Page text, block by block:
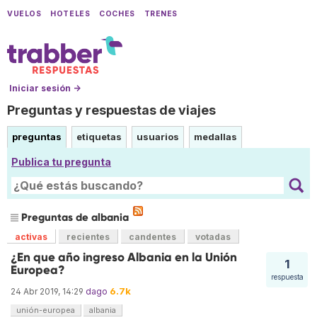
VUELOS HOTELES COCHES TRENES
Iniciar sesión →
Preguntas y respuestas de viajes
preguntas etiquetas usuarios medallas
Publica tu pregunta
Preguntas de albania
activas recientes candentes votadas
1
respuesta
¿En que año ingreso Albania en la Unión
Europea?
24 Abr 2019, 14:29 dago 6.7k
unión-europea albania